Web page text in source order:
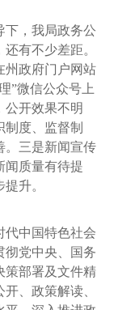
，我局政务公
有不少差距。
州政府门户网站
”微信公众号上
公开效果不明
度、监督制
。三是新闻宣传
闻质量有待提
升。
中国特色社会
彻党中央、国务
策部署及文件精
、政策解读、